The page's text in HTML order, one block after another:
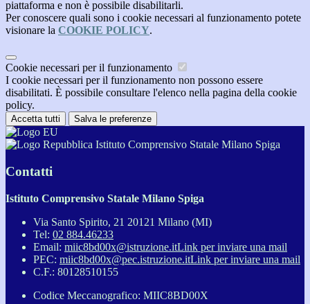
piattaforma e non è possibile disabilitarli.
Per conoscere quali sono i cookie necessari al funzionamento potete
visionare la COOKIE POLICY.
Cookie necessari per il funzionamento
I cookie necessari per il funzionamento non possono essere
disabilitati. È possibile consultare l'elenco nella pagina della cookie
policy.
Accetta tutti Salva le preferenze
Istituto Comprensivo Statale Milano Spiga
Contatti
Istituto Comprensivo Statale Milano Spiga
Via Santo Spirito, 21 20121 Milano (MI)
Tel: 02 884.46233
Email: miic8bd00x@istruzione.itLink per inviare una mail
PEC: miic8bd00x@pec.istruzione.itLink per inviare una mail
C.F.: 80128510155
Codice Meccanografico: MIIC8BD00X